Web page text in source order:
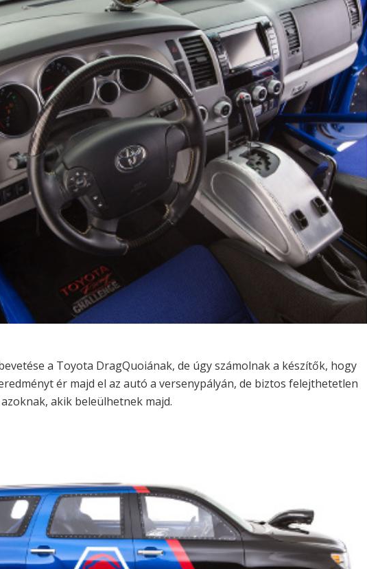
a Toyota DragQuoiának, de úgy számolnak a készítők, hogy
ér majd el az autó a versenypályán, de biztos felejthetetlen
akik beleülhetnek majd.